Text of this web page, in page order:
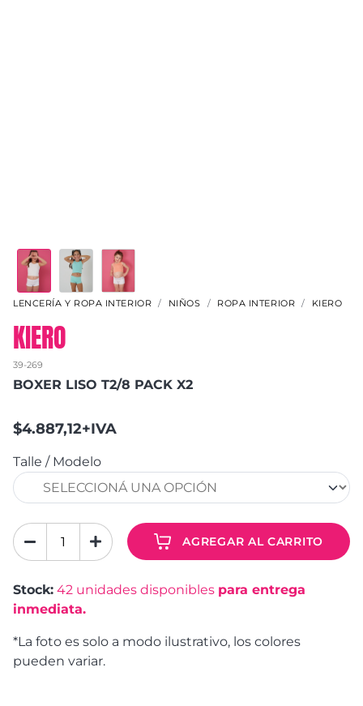
LENCERÍA Y ROPA INTERIOR NIÑOS ROPA INTERIOR KIERO
KIERO
39-269
BOXER LISO T2/8 PACK X2
$4.887,12+IVA
Talle / Modelo
AGREGAR AL CARRITO
Stock: 42 unidades disponibles para entrega
inmediata.
*La foto es solo a modo ilustrativo, los colores
pueden variar.